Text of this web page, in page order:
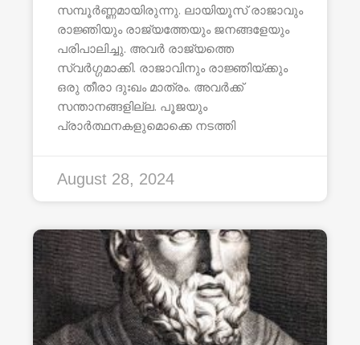
സമ്പൂർണ്ണമായിരുന്നു. ലായിയൂസ് രാജാവും
രാജ്ഞിയും രാജ്യത്തേയും ജനങ്ങളേയും
പരിപാലിച്ചു. അവർ രാജ്യത്തെ
സ്വർഗ്ഗമാക്കി. രാജാവിനും രാജ്ഞിയ്ക്കും
ഒരു തീരാ ദുഃഖം മാത്രം. അവർക്ക്
സന്താനങ്ങളില്ല. പൂജയും
പ്രാർത്ഥനകളുമൊക്കെ നടത്തി
August 28, 2024